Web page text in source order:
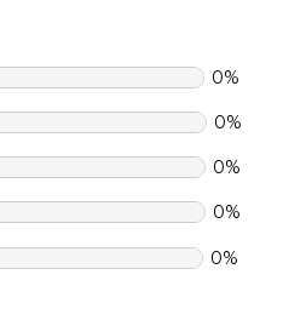
0%
0%
0%
0%
0%